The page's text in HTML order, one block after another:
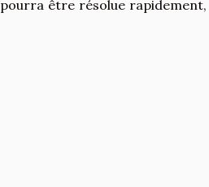
être résolue